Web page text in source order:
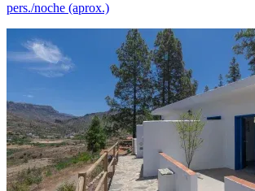
pers./noche (aprox.)